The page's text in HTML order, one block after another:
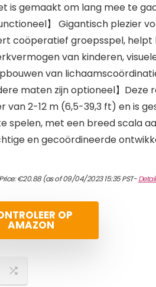
is gemaakt om lang mee te
】 Gigantisch plezier
coöperatief groepsspel, helpt
van kinderen,
van
maten zijn optioneel】
van 2-12 m (6,5-39,3 ft) en is
spelen, met een breed scala
en gecoördineerde
€20.88(as of 09/04/2023 15:35 PST-
OP
AMAZON